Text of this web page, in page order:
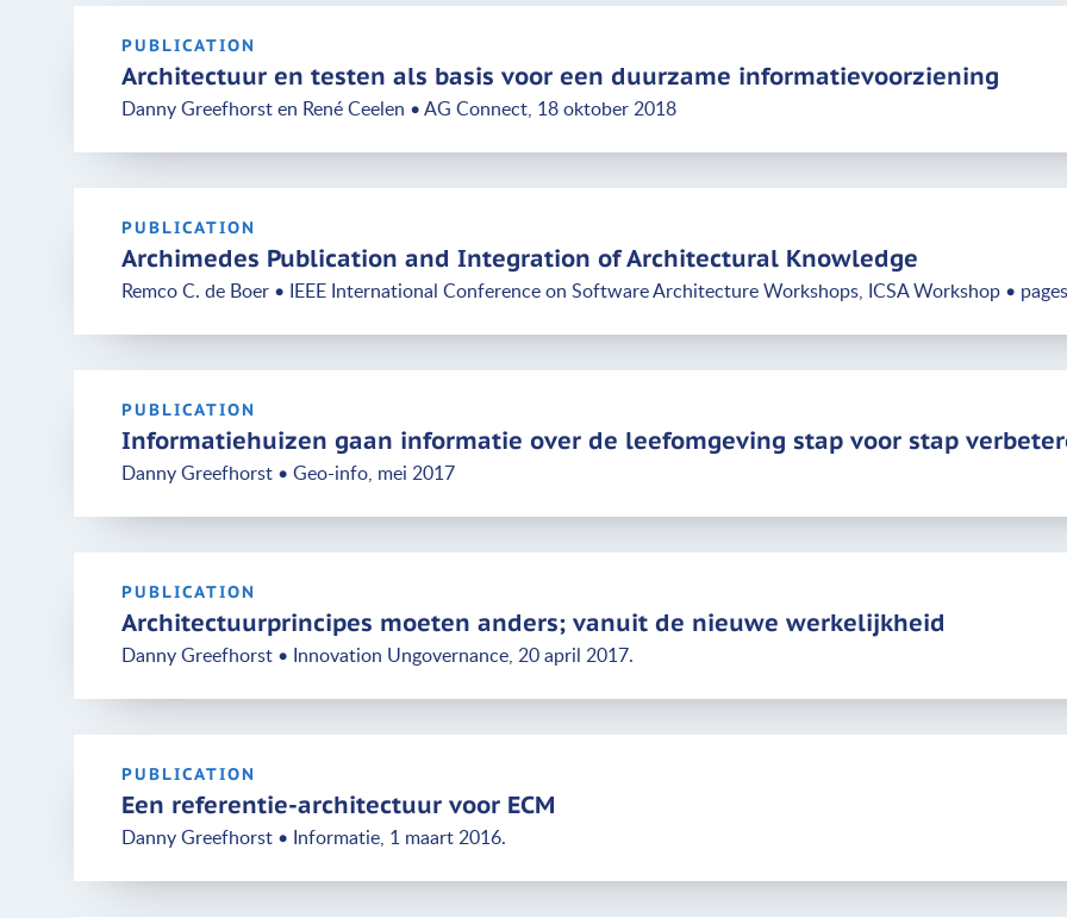
PUBLICATION
Architectuur en testen als basis voor een duurzame informatievoorziening
Danny Greefhorst en René Ceelen • AG Connect, 18 oktober 2018
PUBLICATION
Archimedes Publication and Integration of Architectural Knowledge
Remco C. de Boer • IEEE International Conference on Software Architecture Workshops, ICSA Workshop •
PUBLICATION
Informatiehuizen gaan informatie over de leefomgeving stap voor stap
Danny Greefhorst • Geo-info, mei 2017
PUBLICATION
Architectuurprincipes moeten anders; vanuit de nieuwe werkelijkheid
Danny Greefhorst • Innovation Ungovernance, 20 april 2017.
PUBLICATION
Een referentie-architectuur voor ECM
Danny Greefhorst • Informatie, 1 maart 2016.